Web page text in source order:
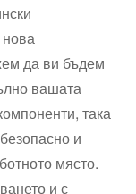
нова
да ви бъдем
вашата
така
и
място.
и с